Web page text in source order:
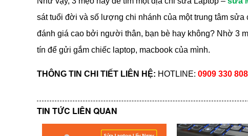
sát tuổi đời và số lượng chi nhánh của một trung tâm
đánh giá cao bởi người thân, bạn bè hay không? Nhờ 3
tín để gửi gắm chiếc laptop, macbook của mình.
THÔNG TIN CHI TIẾT LIÊN HỆ: HOTLINE: 0909 330
TIN TỨC LIÊN QUAN